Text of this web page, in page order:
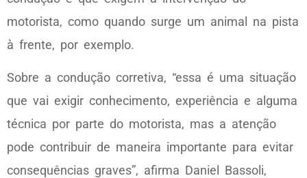
motorista, como quando surge um animal na pista
à frente, por exemplo.
Sobre a condução corretiva, “essa é uma situação
que vai exigir conhecimento, experiência e alguma
técnica por parte do motorista, mas a atenção
pode contribuir de maneira importante para evitar
consequências graves”, afirma Daniel Bassoli,